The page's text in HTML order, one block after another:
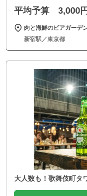
平均予算 3,000
肉と海鮮のビアガーデ
新宿駅／東京都
大人数も！歌舞伎町タ